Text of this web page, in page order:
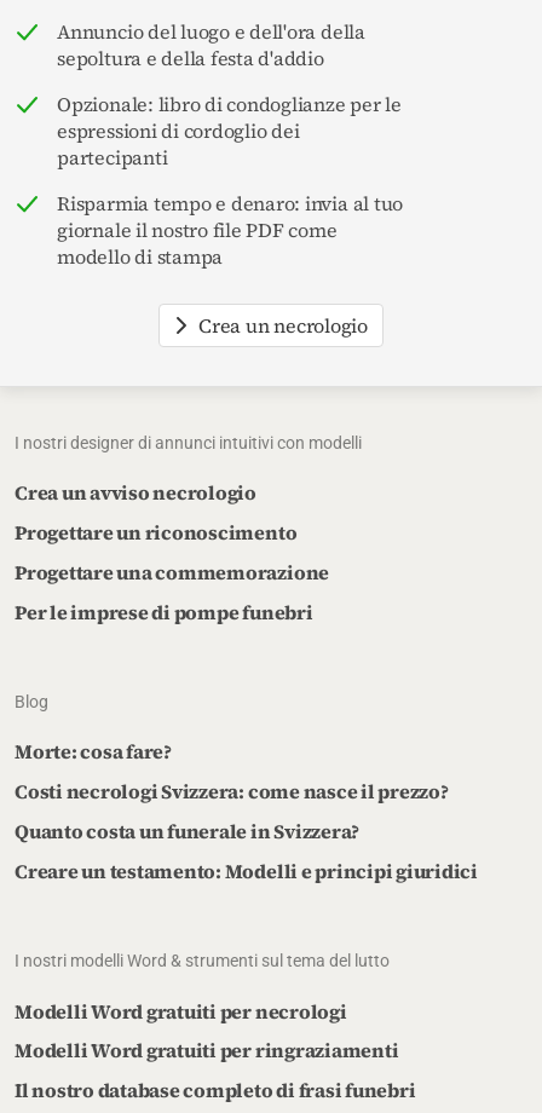
Annuncio del luogo e dell'ora della
sepoltura e della festa d'addio
Opzionale: libro di condoglianze per le
espressioni di cordoglio dei
partecipanti
Risparmia tempo e denaro: invia al tuo
giornale il nostro file PDF come
modello di stampa
Crea un necrologio
I nostri designer di annunci intuitivi con modelli
Crea un avviso necrologio
Progettare un riconoscimento
Progettare una commemorazione
Per le imprese di pompe funebri
Blog
Morte: cosa fare?
Costi necrologi Svizzera: come nasce il prezzo?
Quanto costa un funerale in Svizzera?
Creare un testamento: Modelli e principi giuridici
I nostri modelli Word & strumenti sul tema del lutto
Modelli Word gratuiti per necrologi
Modelli Word gratuiti per ringraziamenti
Il nostro database completo di frasi funebri